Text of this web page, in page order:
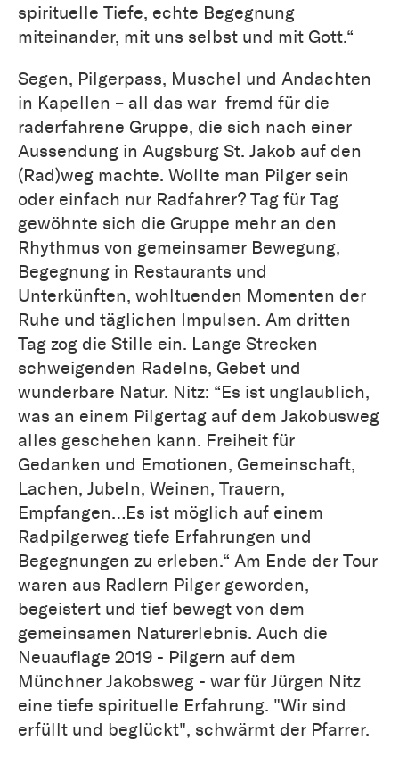
spirituelle Tiefe, echte Begegnung
miteinander, mit uns selbst und mit Gott.“
Segen, Pilgerpass, Muschel und Andachten
in Kapellen – all das war fremd für die
raderfahrene Gruppe, die sich nach einer
Aussendung in Augsburg St. Jakob auf den
(Rad)weg machte. Wollte man Pilger sein
oder einfach nur Radfahrer? Tag für Tag
gewöhnte sich die Gruppe mehr an den
Rhythmus von gemeinsamer Bewegung,
Begegnung in Restaurants und
Unterkünften, wohltuenden Momenten der
Ruhe und täglichen Impulsen. Am dritten
Tag zog die Stille ein. Lange Strecken
schweigenden Radelns, Gebet und
wunderbare Natur. Nitz: “Es ist unglaublich,
was an einem Pilgertag auf dem Jakobusweg
alles geschehen kann. Freiheit für
Gedanken und Emotionen, Gemeinschaft,
Lachen, Jubeln, Weinen, Trauern,
Empfangen…Es ist möglich auf einem
Radpilgerweg tiefe Erfahrungen und
Begegnungen zu erleben.“ Am Ende der Tour
waren aus Radlern Pilger geworden,
begeistert und tief bewegt von dem
gemeinsamen Naturerlebnis. Auch die
Neuauflage 2019 - Pilgern auf dem
Münchner Jakobsweg - war für Jürgen Nitz
eine tiefe spirituelle Erfahrung. "Wir sind
erfüllt und beglückt", schwärmt der Pfarrer.